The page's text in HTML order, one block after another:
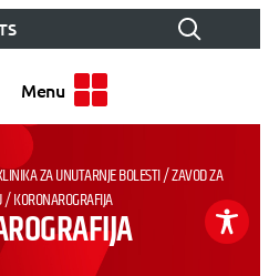
Menu
ZA UNUTARNJE BOLESTI/ZAVOD ZA
/KORONAROGRAFIJA